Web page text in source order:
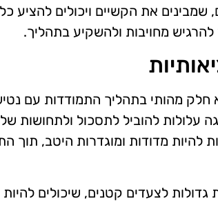
שמבינים את הקשיים ויכולים להציע
מחויבות ולהשקיע בתהליך.
חלק מהותי בתהליך התמודדות עם
עלולות להוביל לתסכול ולתחושות
להיות מדודות ומוגדרות היטב, תוך
לצעדים קטנים, שיכולים